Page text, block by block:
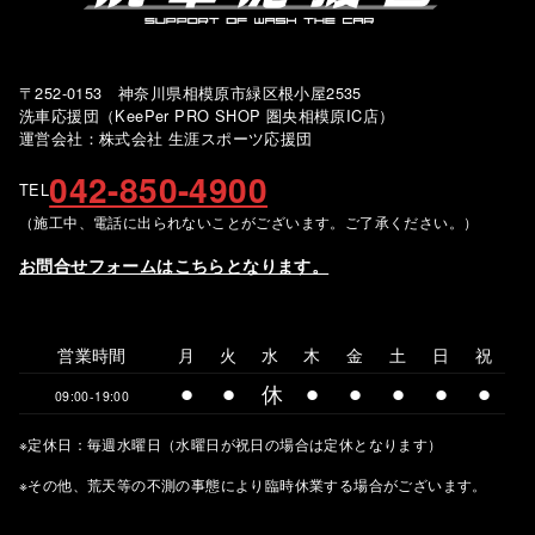
〒252-0153 神奈川県相模原市緑区根小屋2535
洗車応援団（KeePer PRO SHOP 圏央相模原IC店）
運営会社：株式会社 生涯スポーツ応援団
TEL042-850-4900
（施工中、電話に出られないことがございます。ご了承ください。）
お問合せフォームはこちらとなります。
営業時間 月 火 水 木 金 土 日 祝
09:00-19:00 ⚫︎ ⚫︎ 休 ⚫︎ ⚫︎ ⚫︎ ⚫︎ ⚫︎
※定休日：毎週水曜日（水曜日が祝日の場合は定休となります）
※その他、荒天等の不測の事態により臨時休業する場合がございます。